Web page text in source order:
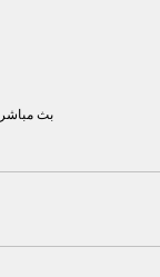
بث مباشر